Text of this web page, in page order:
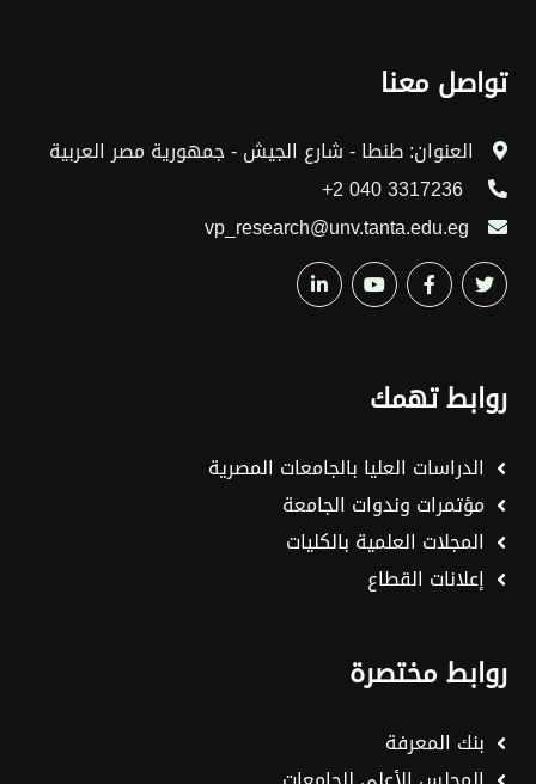
تواصل معنا
العنوان: طنطا - شارع الجيش - جمهورية مصر العربية
vp_research@unv.tanta.edu.eg
روابط تهمك
الدراسات العليا بالجامعات المصرية
مؤتمرات وندوات الجامعة
المجلات العلمية بالكليات
إعلانات القطاع
روابط مختصرة
بنك المعرفة